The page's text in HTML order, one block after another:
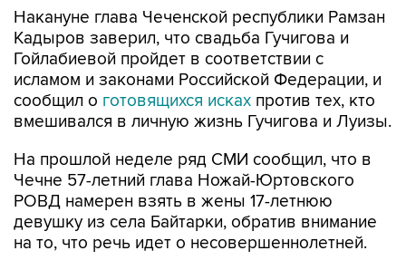
Накануне глава Чеченской республики Рамзан
Кадыров заверил, что свадьба Гучигова и
Гойлабиевой пройдет в соответствии с
исламом и законами Российской Федерации, и
сообщил о готовящихся исках против тех, кто
вмешивался в личную жизнь Гучигова и Луизы.
На прошлой неделе ряд СМИ сообщил, что в
Чечне 57-летний глава Ножай-Юртовского
РОВД намерен взять в жены 17-летнюю
девушку из села Байтарки, обратив внимание
на то, что речь идет о несовершеннолетней.